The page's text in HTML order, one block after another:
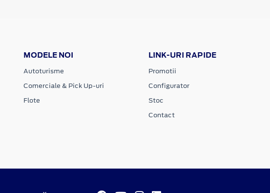
MODELE NOI
Autoturisme
Comerciale & Pick Up-uri
Flote
LINK-URI RAPIDE
Promotii
Configurator
Stoc
Contact